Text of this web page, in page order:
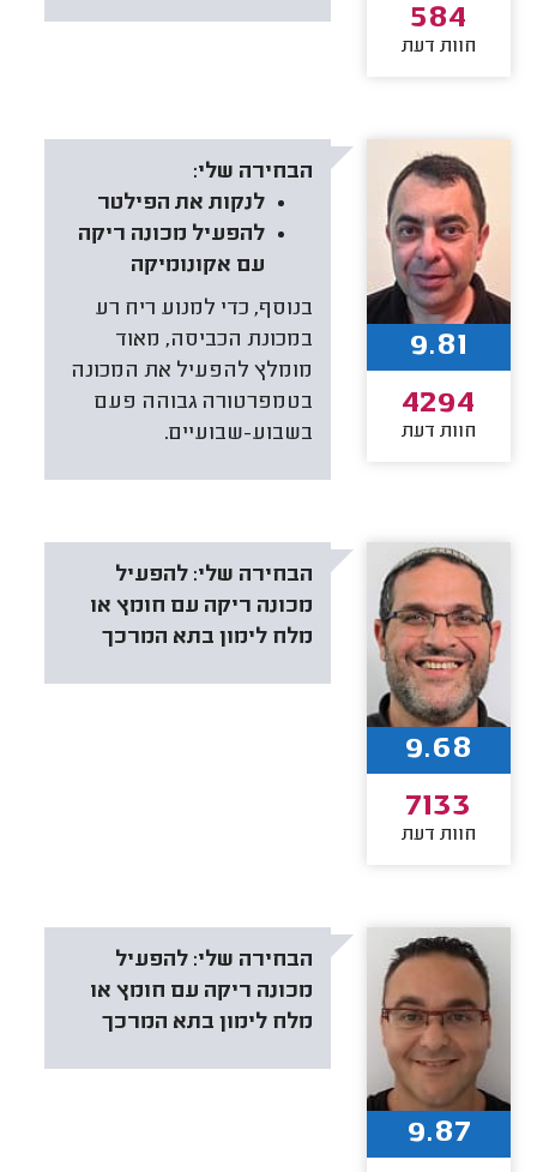
584
חוות דעת
הבחירה שלי:
לנקות את הפילטר
להפעיל מכונה ריקה
עם אקונומיקה
בנוסף, כדי למנוע ריח רע
במכונת הכביסה, מאוד
מומלץ להפעיל את המכונה
בטמפרטורה גבוהה פעם
בשבוע-שבועיים.
9.81
4294
חוות דעת
הבחירה שלי: להפעיל
מכונה ריקה עם חומץ או
מלח לימון בתא המרכך
9.68
7133
חוות דעת
הבחירה שלי: להפעיל
מכונה ריקה עם חומץ או
מלח לימון בתא המרכך
9.87